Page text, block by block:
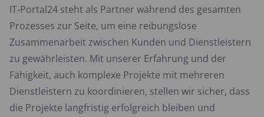
IT-Portal24 steht als Partner während des gesamten
Prozesses zur Seite, um eine reibungslose
Zusammenarbeit zwischen Kunden und Dienstleistern
zu gewährleisten. Mit unserer Erfahrung und der
Fähigkeit, auch komplexe Projekte mit mehreren
Dienstleistern zu koordinieren, stellen wir sicher, dass
die Projekte langfristig erfolgreich bleiben und